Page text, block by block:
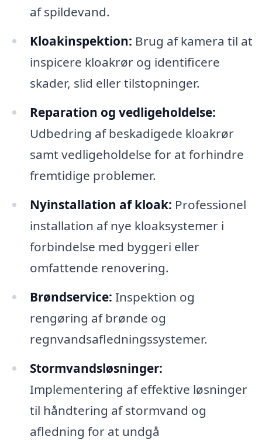
af spildevand.
Kloakinspektion: Brug af kamera til at
inspicere kloakrør og identificere
skader, slid eller tilstopninger.
Reparation og vedligeholdelse:
Udbedring af beskadigede kloakrør
samt vedligeholdelse for at forhindre
fremtidige problemer.
Nyinstallation af kloak: Professionel
installation af nye kloaksystemer i
forbindelse med byggeri eller
omfattende renovering.
Brøndservice: Inspektion og
rengøring af brønde og
regnvandsafledningssystemer.
Stormvandsløsninger:
Implementering af effektive løsninger
til håndtering af stormvand og
afledning for at undgå